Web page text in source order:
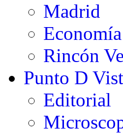
Madrid
Economía
Rincón
Punto D
Editorial